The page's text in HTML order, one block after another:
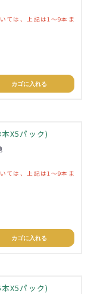
ては、上記は1～9本ま
カゴに入れる
X5パック)
ては、上記は1～9本ま
カゴに入れる
X5パック)